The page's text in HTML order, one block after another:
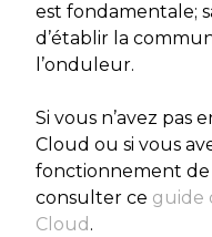
est fondamentale;
d’établir la
l’onduleur.
Si vous n’avez pas
Cloud ou si vous
fonctionnement de
consulter ce guide
Cloud .